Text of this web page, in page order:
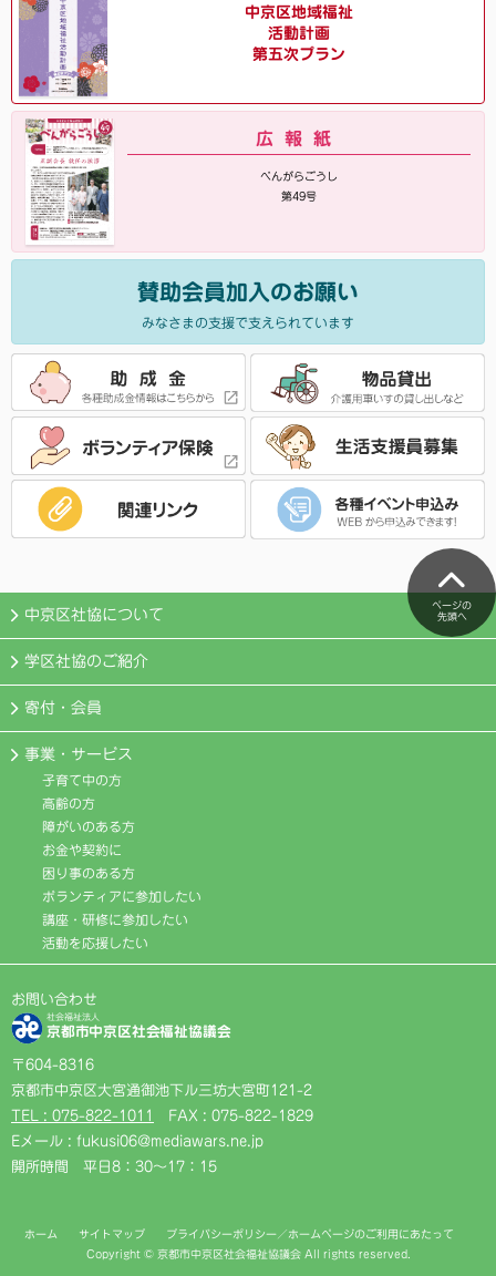
中京区地域福祉
活動計画
第五次プラン
広報紙
べんがらごうし
第49号
賛助会員加入のお願い
みなさまの支援で支えられています
ページの
先頭へ
中京区社協について
学区社協のご紹介
寄付・会員
事業・サービス
子育て中の方
高齢の方
障がいのある方
お金や契約に
困り事のある方
ボランティアに参加したい
講座・研修に参加したい
活動を応援したい
お問い合わせ
社会福祉法人
京都市中京区社会福祉協議会
〒604-8316
京都市中京区大宮通御池下ル三坊大宮町121-2
TEL : 075-822-1011
FAX : 075-822-1829
Eメール : fukusi06@mediawars.ne.jp
開所時間 平日8：30〜17：15
ホーム サイトマップ
プライバシーポリシー／ホームページのご利用にあたって
Copyright © 京都市中京区社会福祉協議会 All rights reserved.